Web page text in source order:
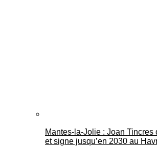
Mantes-la-Jolie : Joan Tincres
et signe jusqu’en 2030 au